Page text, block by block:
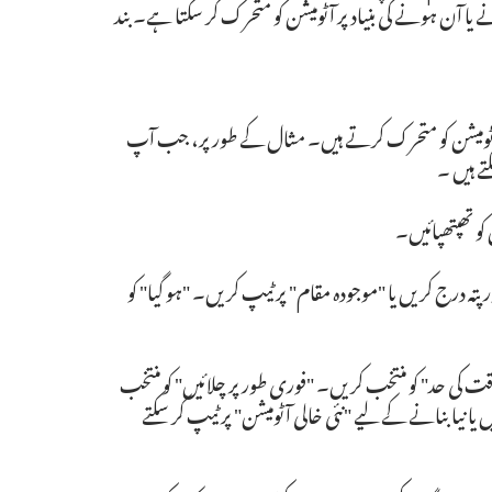
ہونے کی بنیاد پر آٹومیشن کو متحرک کر سکتا ہے۔ بند
آٹومیشن کو متحرک کرتے ہیں۔ مثال کے طور پر، جب آپ
درج کریں یا "موجودہ مقام" پر ٹیپ کریں۔ "ہو گیا" کو
حد" کو منتخب کریں۔ "فوری طور پر چلائیں" کو منتخب
بنانے کے لیے "نئی خالی آٹومیشن" پر ٹیپ کر سکتے